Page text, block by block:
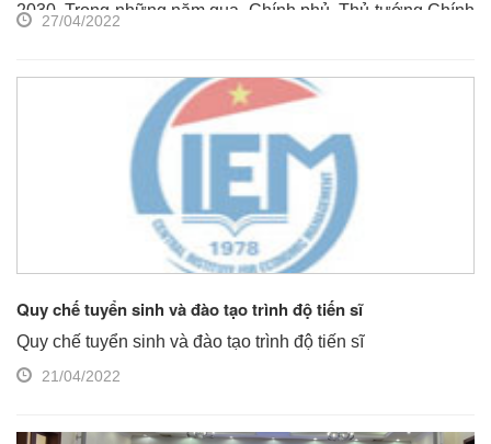
2030. Trong những năm qua, Chính phủ, Thủ tướng Chính
kết vùng. Các chủ thể liên quan, bao gồm các bộ, ngành,
địa phương và cộng đồng doanh nghiệp, hợp tác xã, hiệp
hội, viện nghiên cứu, cơ sở đào tạo, hộ gia đình… đã tham
gia tích cực hơn vào các hoạt động liên kết vùng. Cơ chế
thực thi chính sách liên kết vùng bước đầu phát huy được
hiệu lực và hiệu quả...
27/04/2022
Quy chế tuyển sinh và đào tạo trình độ tiến sĩ
Quy chế tuyển sinh và đào tạo trình độ tiến sĩ
21/04/2022